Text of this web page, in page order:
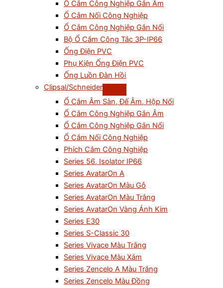
Ổ Cắm Công Nghiệp Gắn Âm
Ổ Cắm Nối Công Nghiệp
Ổ Cắm Công Nghiệp Gắn Nổi
Bộ Ổ Cắm Công Tắc 3P-IP66
Ống Điện PVC
Phụ Kiện Ống Điện PVC
Ống Luồn Đàn Hồi
Clipsal/Schneider
Ổ Cắm Âm Sàn, Đế Âm, Hộp Nổi
Ổ Cắm Công Nghiệp Gắn Âm
Ổ Cắm Công Nghiệp Gắn Nổi
Ổ Cắm Nối Công Nghiệp
Phích Cắm Công Nghiệp
Series 56, Isolator IP66
Series AvatarOn A
Series AvatarOn Màu Gỗ
Series AvatarOn Màu Trắng
Series AvatarOn Vàng Ánh Kim
Series E30
Series S-Classic 30
Series Vivace Màu Trắng
Series Vivace Màu Xám
Series Zencelo A Màu Trắng
Series Zencelo Màu Đồng